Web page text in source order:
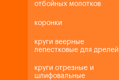
отбойных молотков
коронки
круги веерные
лепестковые для дрелей
круги отрезные и
шлифовальные